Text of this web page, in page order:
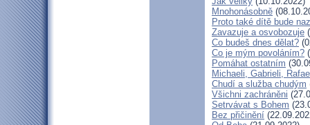
Mnohonásobně
Proto také dítě bude
Zavazuje a osvobozuje
Co budeš dnes dělat?
Co je mým povoláním?
Pomáhat ostatním
Michaeli, Gabrieli,
Chudí a služba chudým
Všichni zachráněni
Setrvávat s Bohem
Bez přičinění